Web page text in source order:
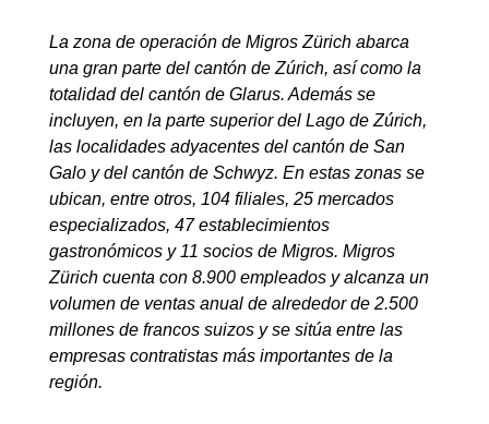
La zona de operación de Migros Zürich abarca
una gran parte del cantón de Zúrich, así como la
totalidad del cantón de Glarus. Además se
incluyen, en la parte superior del Lago de Zúrich,
las localidades adyacentes del cantón de San
Galo y del cantón de Schwyz. En estas zonas se
ubican, entre otros, 104 filiales, 25 mercados
especializados, 47 establecimientos
gastronómicos y 11 socios de Migros. Migros
Zürich cuenta con 8.900 empleados y alcanza un
volumen de ventas anual de alrededor de 2.500
millones de francos suizos y se sitúa entre las
empresas contratistas más importantes de la
región.